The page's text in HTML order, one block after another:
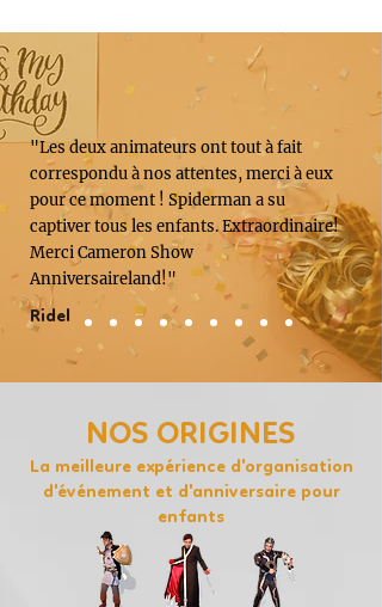
"Les deux animateurs ont tout à fait
correspondu à nos attentes, merci à eux
pour ce moment ! Spiderman a su
captiver tous les enfants. Extraordinaire!
Merci Cameron Show
Anniversaireland!"
Ridel
NOS ORIGINES
La meilleure expérience d'organisation
d'événement et d'anniversaire pour
enfants